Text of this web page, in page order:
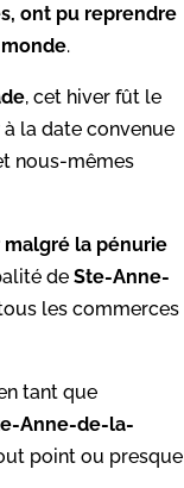
ont pu reprendre
.
, cet hiver fût le
la date convenue
nous-mêmes
malgré la pénurie
deSte-Anne-
les commerces
tant que
Anne-de-la-
point ou presque